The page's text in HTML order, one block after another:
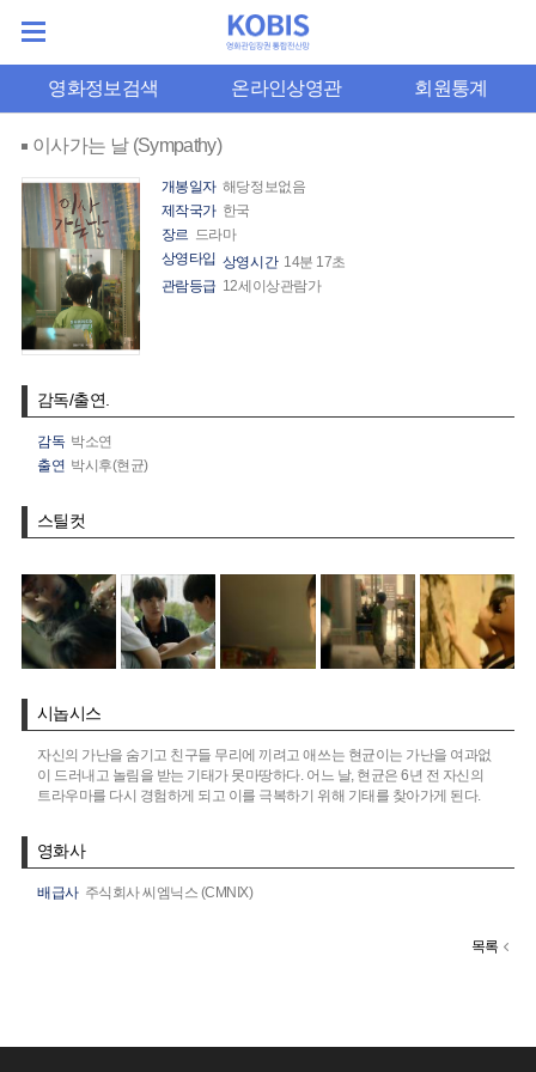
영화정보검색 온라인상영관 회원통계
이사가는 날 (Sympathy)
개봉일자 해당정보없음
제작국가 한국
장르 드라마
상영타입 상영시간 14분 17초
관람등급 12세이상관람가
감독/출연.
감독 박소연
출연 박시후(현균)
스틸컷
시놉시스
자신의 가난을 숨기고 친구들 무리에 끼려고 애쓰는 현균이는 가난을 여과없
이 드러내고 놀림을 받는 기태가 못마땅하다. 어느 날, 현균은 6년 전 자신의
트라우마를 다시 경험하게 되고 이를 극복하기 위해 기태를 찾아가게 된다.
영화사
배급사 주식회사 씨엠닉스 (CMNIX)
목록